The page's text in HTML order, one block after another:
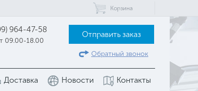
Корзина
964-47-58
09.00-18.00
Отправить заказ
Обратный звонок
Доставка Новости Контакты